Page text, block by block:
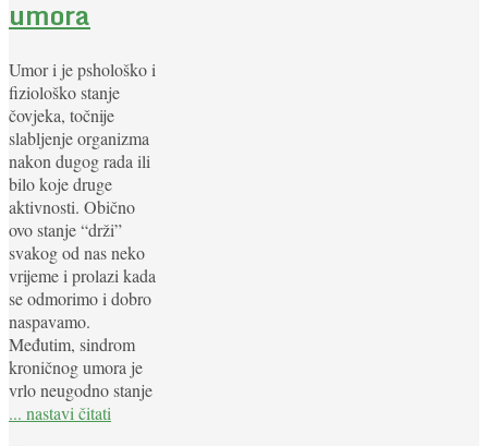
umora
Umor i je pshološko i
fiziološko stanje
čovjeka, točnije
slabljenje organizma
nakon dugog rada ili
bilo koje druge
aktivnosti. Obično
ovo stanje “drži”
svakog od nas neko
vrijeme i prolazi kada
se odmorimo i dobro
naspavamo.
Međutim, sindrom
kroničnog umora je
vrlo neugodno stanje
... nastavi čitati